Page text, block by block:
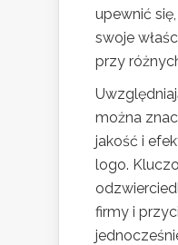
upewnić
swoje
przy
można
jakość i
logo.
firmy i